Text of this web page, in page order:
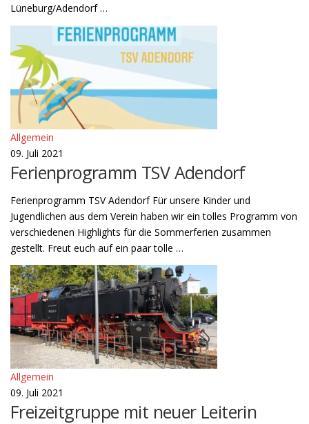
Lüneburg/Adendorf …
Allgemein
09. Juli 2021
Ferienprogramm TSV Adendorf
Ferienprogramm TSV Adendorf Für unsere Kinder und
Jugendlichen aus dem Verein haben wir ein tolles Programm von
verschiedenen Highlights für die Sommerferien zusammen
gestellt. Freut euch auf ein paar tolle …
Allgemein
09. Juli 2021
Freizeitgruppe mit neuer Leiterin